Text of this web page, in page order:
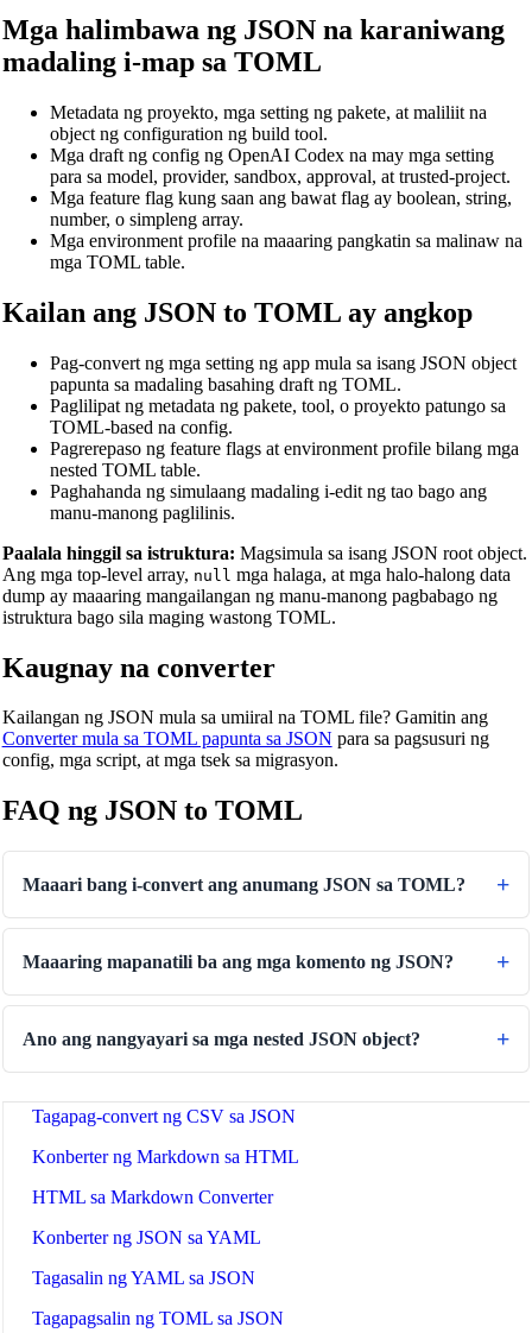
🔗Related Tools
📐Unit Converters
🔧 TOOLS
Length Converter
Tagapagsalin ng Timbang
Tagapagsalin ng Temperatura
Tagapagsalin ng Dami
Tagapagsalin ng Tuyong Dami
Tagapagsalin ng Enerhiya
Tagapagsalin ng Imbakan ng Data
Tagapagsalin ng Konsumo ng Panggatong
Tagapagsalin ng Kapangyarihan
Tagapagsalin ng Presyon
Tagapagsalin ng Bilis
Tagapagsalin ng Oras
Binary/Hex/Decimal Converter
Morse Code Translator
Number to Words Converter
Tagapag-convert ng slug sa pamagat
Tagapag-convert ng Pamagat sa Slug
Tagapagsubok ng Regex
Tagapag-convert ng Kulay
Tagasuri ng Kontrasto
Tagapag-convert ng JSON sa CSV
Tagapag-convert ng CSV sa JSON
Konberter ng Markdown sa HTML
HTML sa Markdown Converter
Konberter ng JSON sa YAML
Tagasalin ng YAML sa JSON
Tagapagsalin ng TOML sa JSON
Mga halimbawa ng JSON na karaniwang
madaling i-map sa TOML
Metadata ng proyekto, mga setting ng pakete, at maliliit na
object ng configuration ng build tool.
Mga draft ng config ng OpenAI Codex na may mga setting
para sa model, provider, sandbox, approval, at trusted-project.
Mga feature flag kung saan ang bawat flag ay boolean, string,
number, o simpleng array.
Mga environment profile na maaaring pangkatin sa malinaw na
mga TOML table.
Kailan ang JSON to TOML ay angkop
Pag-convert ng mga setting ng app mula sa isang JSON object
papunta sa madaling basahing draft ng TOML.
Paglilipat ng metadata ng pakete, tool, o proyekto patungo sa
TOML-based na config.
Pagrerepaso ng feature flags at environment profile bilang mga
nested TOML table.
Paghahanda ng simulaang madaling i-edit ng tao bago ang
manu-manong paglilinis.
Paalala hinggil sa istruktura: Magsimula sa isang JSON root object.
Ang mga top-level array, null mga halaga, at mga halo-halong data
dump ay maaaring mangailangan ng manu-manong pagbabago ng
istruktura bago sila maging wastong TOML.
Kaugnay na converter
Kailangan ng JSON mula sa umiiral na TOML file? Gamitin ang
Converter mula sa TOML papunta sa JSON para sa pagsusuri ng
config, mga script, at mga tsek sa migrasyon.
FAQ ng JSON to TOML
Maaari bang i-convert ang anumang JSON sa TOML?
Maaaring mapanatili ba ang mga komento ng JSON?
Ano ang nangyayari sa mga nested JSON object?